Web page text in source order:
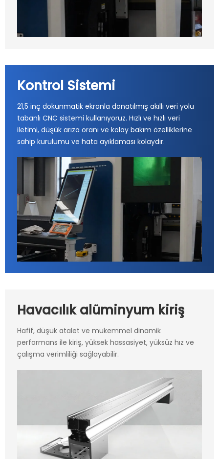
Kontrol Sistemi
21,5 inç dokunmatik ekranla donatılmış akıllı veri yolu
tabanlı CNC sistemi kullanıyoruz. Hızlı ve hızlı veri
iletimi, düşük arıza oranı ve kolay bakım özelliklerine
sahip kurulumu ve hata ayıklaması kolaydır.
Havacılık alüminyum kiriş
Hafif, düşük atalet ve mükemmel dinamik
performans ile kiriş, yüksek hassasiyet, yüksüz hız ve
çalışma verimliliği sağlayabilir.